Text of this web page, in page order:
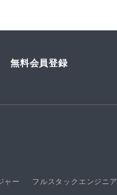
無料会員登録
ャー フルスタックエンジニア